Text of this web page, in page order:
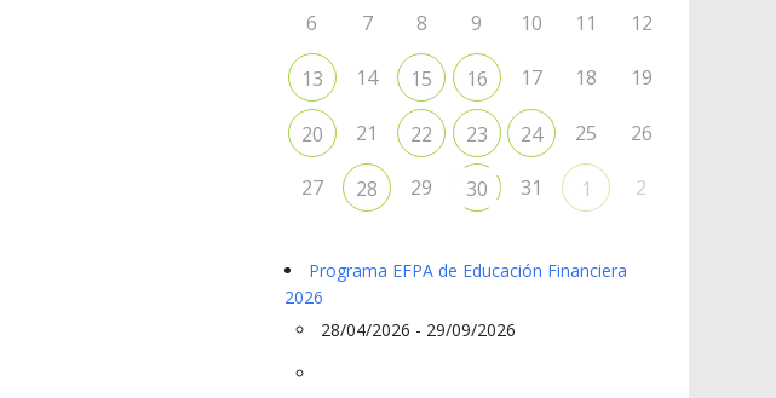
6 7 8 9 10 11 12
13 14 15 16 17 18 19
20 21 22 23 24 25 26
27 28 29 30 31 1 2
Programa EFPA de Educación Financiera
2026
28/04/2026 - 29/09/2026